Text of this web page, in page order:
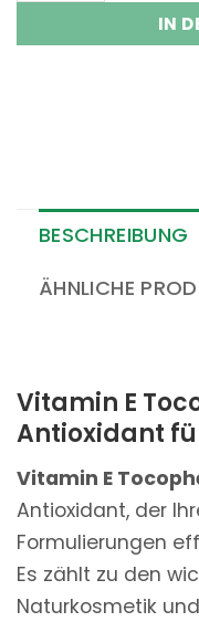
IN
BESCHREIBUNG
ÄHNLICHE
Vitamin E
Antioxidant
Vitamin E
Antioxidant, der
Formulierungen
Es zählt zu den
Naturkosmetik